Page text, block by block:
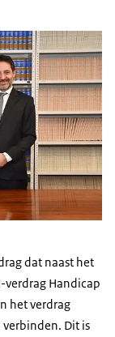
zit aan een tafel
dat naast het
verdrag Handicap
het verdrag
Dit is